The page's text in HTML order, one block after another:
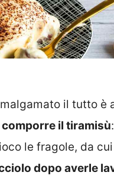
il tutto è
comporre il tiramisù
le fragole, da
dopo averle